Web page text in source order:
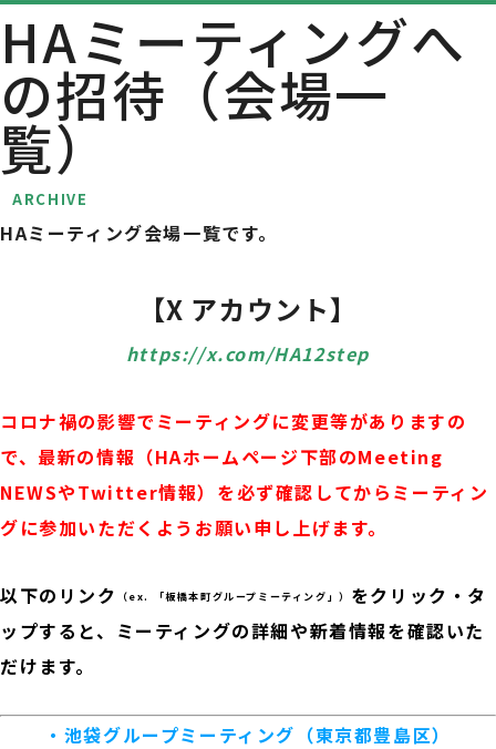
HAミーティングへ
の招待（会場一
覧）
ARCHIVE
HAミーティング会場一覧です。
【X アカウント】
https://x.com/HA12step
コロナ禍の影響でミーティングに変更等がありますの
で、最新の情報（HAホームページ下部のMeeting
NEWSやTwitter情報）を必ず確認してからミーティン
グに参加いただくようお願い申し上げます。
以下のリンク （ex. 「板橋本町グループミーティング」） をクリック・タ
ップすると、ミーティングの詳細や新着情報を確認いた
だけます。
・池袋グループミーティング（東京都豊島区）